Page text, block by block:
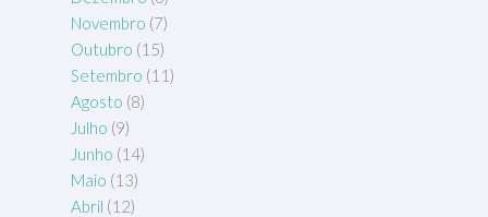
Novembro (7)
Outubro (15)
Setembro (11)
Agosto (8)
Julho (9)
Junho (14)
Maio (13)
Abril (12)